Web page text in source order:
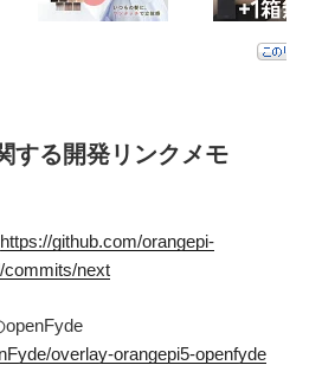
する開発リンクメモ
https://github.com/orangepi-
commits/next
overlay-orangepi5-openfyde